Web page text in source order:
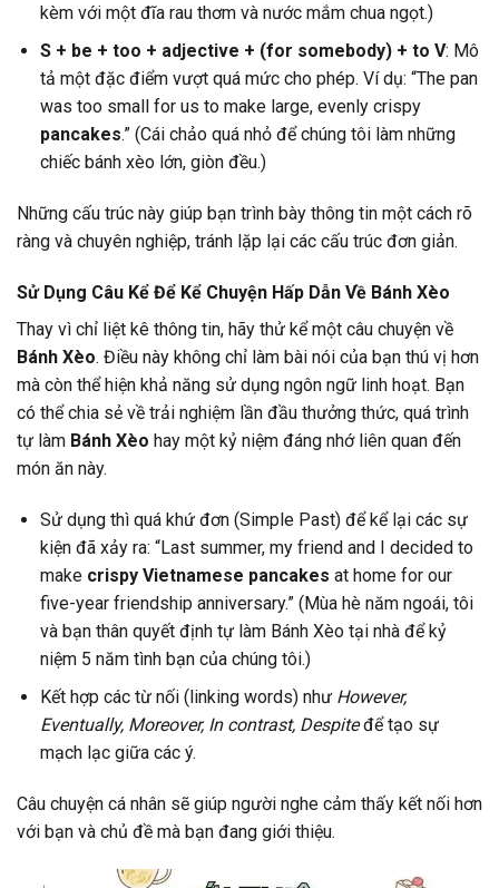
kèm với một đĩa rau thơm và nước mắm chua ngọt.)
S + be + too + adjective + (for somebody) + to V: Mô
tả một đặc điểm vượt quá mức cho phép. Ví dụ: “The pan
was too small for us to make large, evenly crispy
pancakes.” (Cái chảo quá nhỏ để chúng tôi làm những
chiếc bánh xèo lớn, giòn đều.)
Những cấu trúc này giúp bạn trình bày thông tin một cách rõ
ràng và chuyên nghiệp, tránh lặp lại các cấu trúc đơn giản.
Sử Dụng Câu Kể Để Kể Chuyện Hấp Dẫn Về Bánh Xèo
Thay vì chỉ liệt kê thông tin, hãy thử kể một câu chuyện về
Bánh Xèo. Điều này không chỉ làm bài nói của bạn thú vị hơn
mà còn thể hiện khả năng sử dụng ngôn ngữ linh hoạt. Bạn
có thể chia sẻ về trải nghiệm lần đầu thưởng thức, quá trình
tự làm Bánh Xèo hay một kỷ niệm đáng nhớ liên quan đến
món ăn này.
Sử dụng thì quá khứ đơn (Simple Past) để kể lại các sự
kiện đã xảy ra: “Last summer, my friend and I decided to
make crispy Vietnamese pancakes at home for our
five-year friendship anniversary.” (Mùa hè năm ngoái, tôi
và bạn thân quyết định tự làm Bánh Xèo tại nhà để kỷ
niệm 5 năm tình bạn của chúng tôi.)
Kết hợp các từ nối (linking words) như However,
Eventually, Moreover, In contrast, Despiteđể tạo sự
mạch lạc giữa các ý.
Câu chuyện cá nhân sẽ giúp người nghe cảm thấy kết nối hơn
với bạn và chủ đề mà bạn đang giới thiệu.